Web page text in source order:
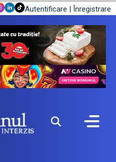
Autentificare | Înregistrare